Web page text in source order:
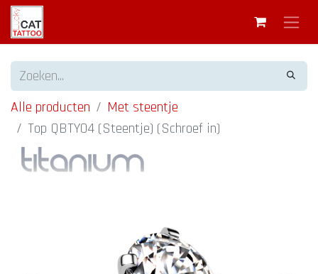
Alle producten
Met steentje
Top QBTY04 (Steentje) (Schroef in)